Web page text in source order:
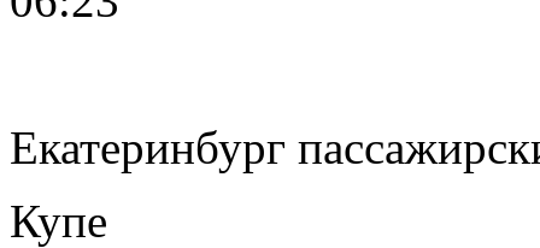
Екатеринбург
Купе